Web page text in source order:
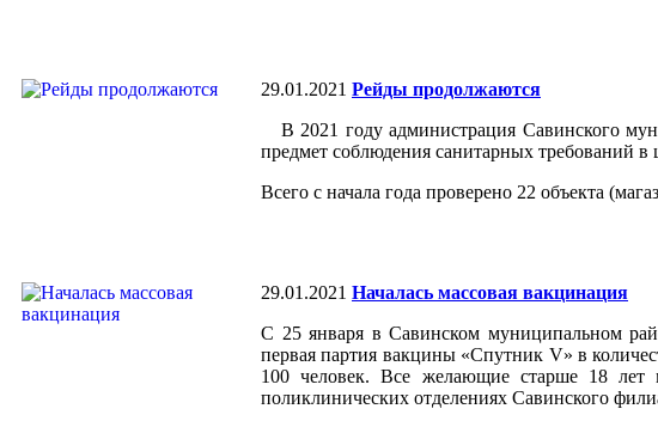
29.01.2021 Рейды продолжаются
В 2021 году администрация Савинского
предмет соблюдения санитарных требований
Всего с начала года проверено 22 объекта
29.01.2021 Началась массовая вакцинация
С 25 января в Савинском муниципальном
первая партия вакцины «Спутник V» в
100 человек. Все желающие старше 18 лет
поликлинических отделениях Савинского